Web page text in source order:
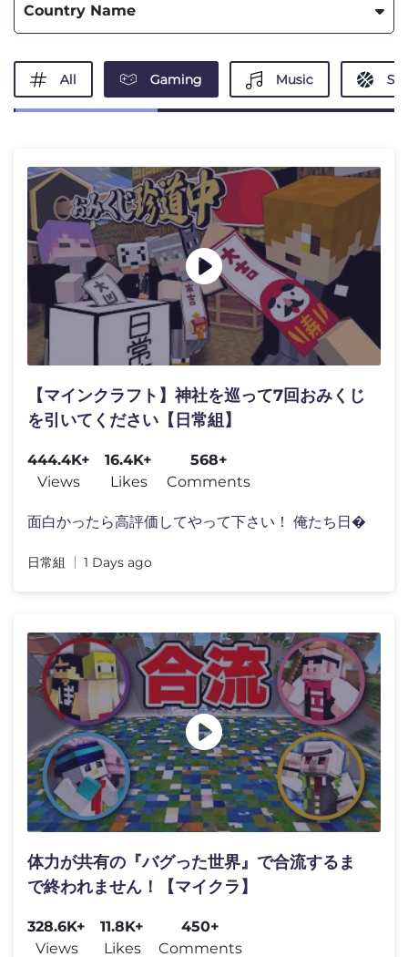
Country Name
All Gaming Music
【マインクラフト】神社を巡って7回おみくじ
を引いてください【日常組】
444.4K+
Views
16.4K+
Likes
568+
Comments
面白かったら高評価してやって下さい！ 俺たち日�
日常組 1 Days ago
体力が共有の『バグった世界』で合流するま
で終われません！【マイクラ】
328.6K+
Views
11.8K+
Likes
450+
Comments